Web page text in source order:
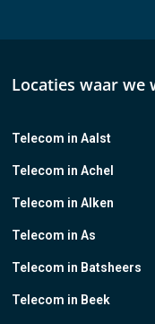
Locaties waar we
Telecom in Aalst
Telecom in Achel
Telecom in Alken
Telecom in As
Telecom in Batsheers
Telecom in Beek